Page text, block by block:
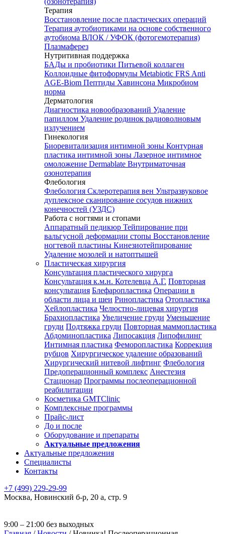
Терапия
Восстановление после пластических операций
Терапия аутобиотиками на основе собственного
аутобиома ВЛОК / УФОК (фотогемотерапия)
Плазмаферез
Нутритивная поддержка
БАДы и пробиотики Питьевой коллаген
Коллоидные фитоформулы Metabiotic FRS Anti
AGE-Biom Пептиды Хавинсона Микробиом
норма
Дерматология
Диагностика новообразований Удаление
папиллом Удаление родинок радиоволновым
излучением
Гинекология
Биоревитализация интимной зоны Контурная
пластика интимной зоны Лазерное интимное
омоложение Dermablate Внутриматочная
озонотерапия
Флебология
Флебология Склеротерапия вен Ультразвуковое
дуплексное сканирование сосудов нижних
конечностей (УЗДС)
Работа с ногтями и стопами
Аппаратный педикюр Тейпирование при
вальгусной деформации стопы Восстановление
ногтевой пластины Кинезиотейпирование
Удаление мозолей и натоптышей
Пластическая хирургия
Консультация пластического хирурга
Консультация к.м.н. Котелевца А.Г. Повторная
консультация Блефаропластика Операции в
области лица и шеи Ринопластика Отопластика
Хейлопластика Челюстно-лицевая хирургия
Брахиопластика Увеличение груди Уменьшение
груди Подтяжка груди Повторная маммопластика
Абдоминопластика Липосакция Липофилинг
Интимная пластика Феморопластика Коррекция
рубцов Хирургическое удаление образований
Хирургический нитевой лифтинг Флебология
Предоперационный комплекс Анестезия
Стационар Программы послеоперационной
реабилитации
Косметика GMTClinic
Комплексные программы
Прайс-лист
До и после
Оборудование и препараты
Актуальные предложения
Актуальные предложения
Специалисты
Контакты
+7 (499) 229-29-99
Москва, Новинский б-р, 20 а, стр. 9
9:00 – 21:00 без выходных